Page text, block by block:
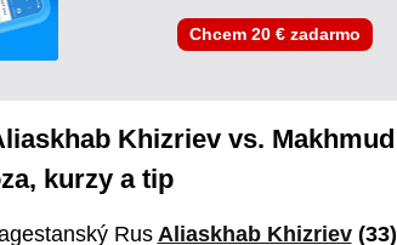
Chcem 20 € zadarmo
Khizriev vs. Makhmud
kurzy a tip
Rus Aliaskhab Khizriev(33)